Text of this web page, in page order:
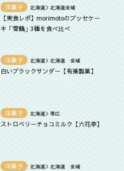
洋菓子 北海道＞北海道全域
【実食レポ】morimotoのブッセケー
キ「雪鶴」3種を食べ比べ
洋菓子 北海道＞北海道 全域
白いブラックサンダー【有楽製菓】
洋菓子 北海道＞帯広
ストロベリーチョコミルク【六花亭】
洋菓子 北海道＞北海道 全域